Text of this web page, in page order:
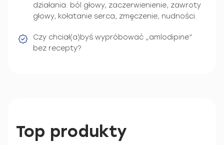
działania: ból głowy, zaczerwienienie, zawroty
głowy, kołatanie serca, zmęczenie, nudności.
Czy chciał(a)byś wypróbować „amlodipine”
bez recepty?
Top produkty